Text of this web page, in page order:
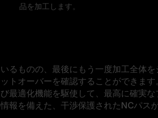
品を加工します。
るものの、最後にもう一度加工全体
トオーバーを確認することができま
最適化機能を駆使して、最高に確実な
報を備えた、 干渉保護されたNCパス